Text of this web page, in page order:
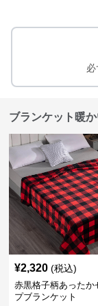
必
ブランケット暖
¥2,320 (税込)
赤黒格子柄あったか
プブランケット